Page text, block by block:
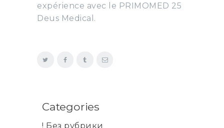
expérience avec le PRIMOMED 25
Deus Medical.
Categories
! Без рубрики